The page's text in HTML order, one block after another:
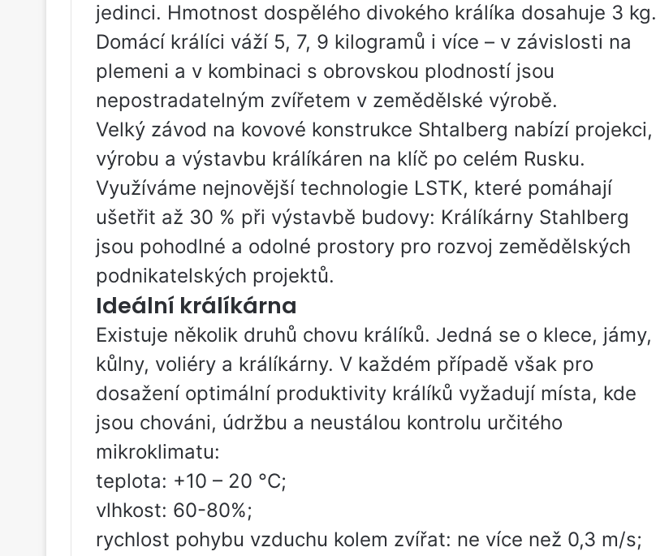
jedinci. Hmotnost dospělého divokého králíka dosahuje 3 kg.
Domácí králíci váží 5, 7, 9 kilogramů i více – v závislosti na
plemeni a v kombinaci s obrovskou plodností jsou
nepostradatelným zvířetem v zemědělské výrobě.
Velký závod na kovové konstrukce Shtalberg nabízí projekci,
výrobu a výstavbu králíkáren na klíč po celém Rusku.
Využíváme nejnovější technologie LSTK, které pomáhají
ušetřit až 30 % při výstavbě budovy: Králíkárny Stahlberg
jsou pohodlné a odolné prostory pro rozvoj zemědělských
podnikatelských projektů.
Ideální králíkárna
Existuje několik druhů chovu králíků. Jedná se o klece, jámy,
kůlny, voliéry a králíkárny. V každém případě však pro
dosažení optimální produktivity králíků vyžadují místa, kde
jsou chováni, údržbu a neustálou kontrolu určitého
mikroklimatu:
teplota: +10 – 20 °C;
vlhkost: 60-80%;
rychlost pohybu vzduchu kolem zvířat: ne více než 0,3 m/s;